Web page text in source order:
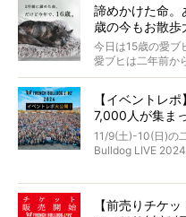
くれる？」
さらには、霊感が
法まで。
お笑い芸人だから
と軽くなる。
永久保存版のス
た。
僧侶としての名は
当時54歳という年
選んだのか。
また、愛犬の旅立
た。
諦めかけた命。
歳の今もお散歩
今日は15歳の愛ブ
愛ブヒは二年前か
激減。検査をして
もう諦めるしか
が「THE fu-do(ザ
そして「THE fu-
ブヒは15歳になり
今回は、二年前
【イベントレ
7,000人が集ま
貌！
11/9(土)-10(日)の
Bulldog LIVE 2024
今年はのべ5,000
day1の司会はフ
【前売りチケ